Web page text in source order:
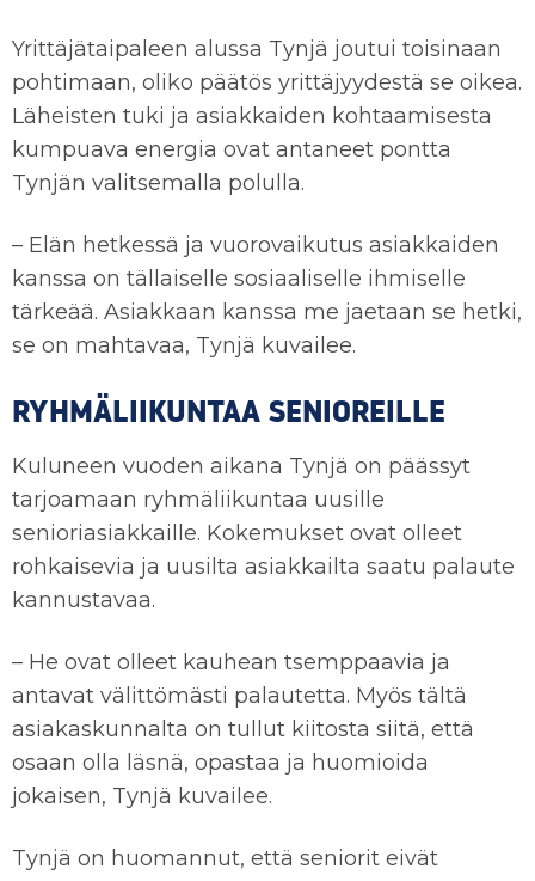
Yrittäjätaipaleen alussa Tynjä joutui toisinaan
pohtimaan, oliko päätös yrittäjyydestä se oikea.
Läheisten tuki ja asiakkaiden kohtaamisesta
kumpuava energia ovat antaneet pontta
Tynjän valitsemalla polulla.
– Elän hetkessä ja vuorovaikutus asiakkaiden
kanssa on tällaiselle sosiaaliselle ihmiselle
tärkeää. Asiakkaan kanssa me jaetaan se hetki,
se on mahtavaa, Tynjä kuvailee.
RYHMÄLIIKUNTAA SENIOREILLE
Kuluneen vuoden aikana Tynjä on päässyt
tarjoamaan ryhmäliikuntaa uusille
senioriasiakkaille. Kokemukset ovat olleet
rohkaisevia ja uusilta asiakkailta saatu palaute
kannustavaa.
– He ovat olleet kauhean tsemppaavia ja
antavat välittömästi palautetta. Myös tältä
asiakaskunnalta on tullut kiitosta siitä, että
osaan olla läsnä, opastaa ja huomioida
jokaisen, Tynjä kuvailee.
Tynjä on huomannut, että seniorit eivät